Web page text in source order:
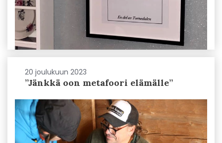
20 joulukuun 2023
”Jänkkä oon metafoori elämälle”